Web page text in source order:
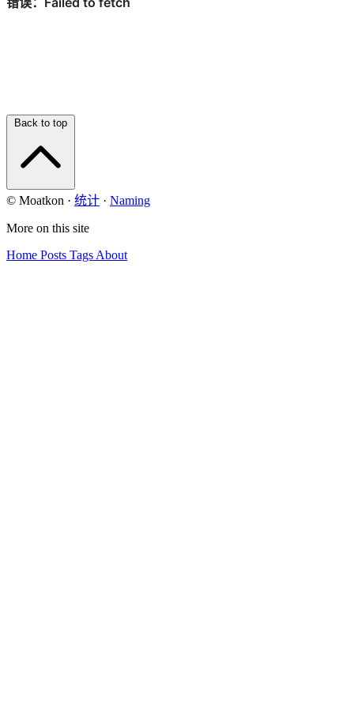
Back to top
© Moatkon · 统计 · Naming
More on this site
Home Posts Tags About